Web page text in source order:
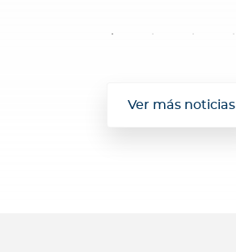
Ver más noticias